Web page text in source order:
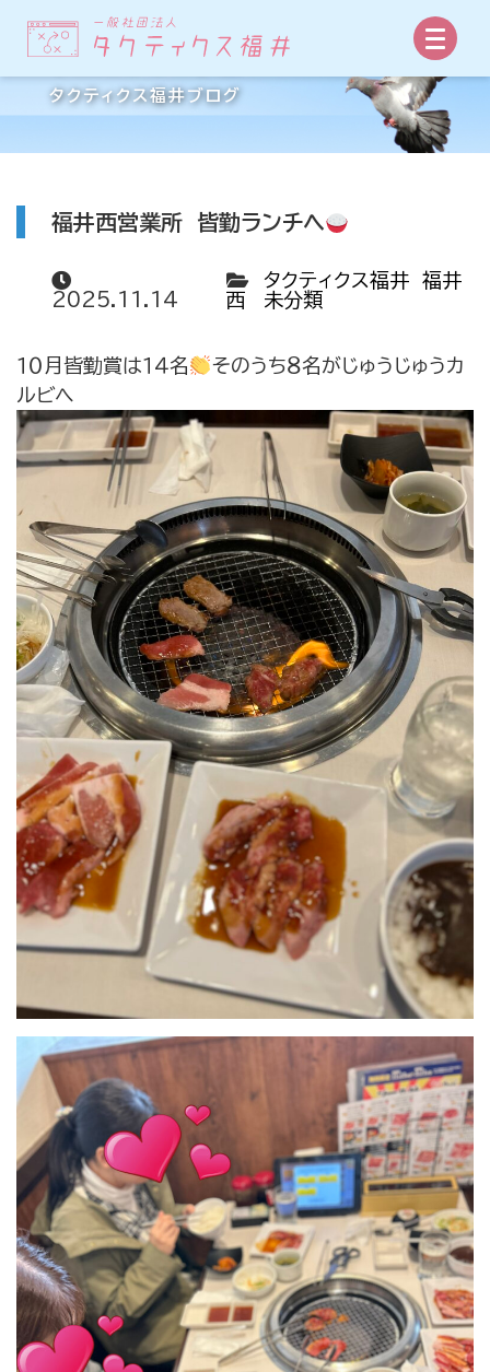
事業所からの手紙
タクティクス福井ブログ
福井西営業所 皆勤ランチへ
2025.11.14
タクティクス福井 福井
西
未分類
１０月皆勤賞は１４名
そのうち８名がじゅうじゅうカ
ルビへ